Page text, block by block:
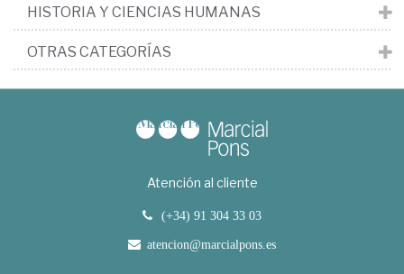
HISTORIA Y CIENCIAS HUMANAS
OTRAS CATEGORÍAS
Atención al cliente
(+34) 91 304 33 03
atencion@marcialpons.es